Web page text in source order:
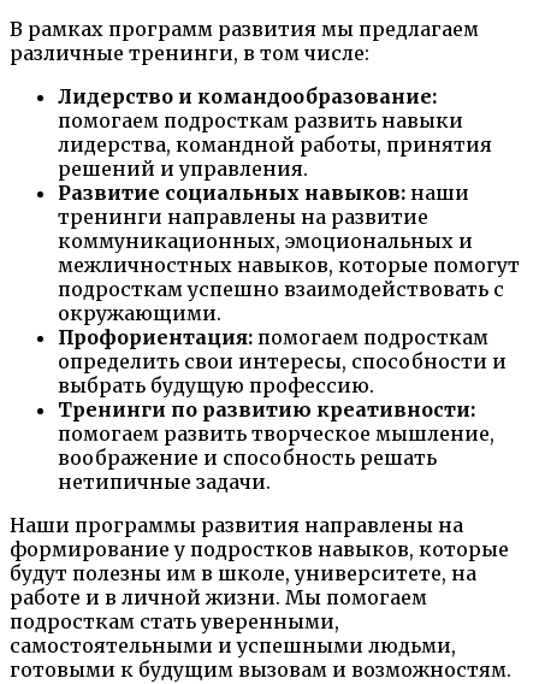
В рамках программ развития мы предлагаем
различные тренинги, в том числе:
Лидерство и командообразование:
помогаем подросткам развить навыки
лидерства, командной работы, принятия
решений и управления.
Развитие социальных навыков: наши
тренинги направлены на развитие
коммуникационных, эмоциональных и
межличностных навыков, которые помогут
подросткам успешно взаимодействовать с
окружающими.
Профориентация: помогаем подросткам
определить свои интересы, способности и
выбрать будущую профессию.
Тренинги по развитию креативности:
помогаем развить творческое мышление,
воображение и способность решать
нетипичные задачи.
Наши программы развития направлены на
формирование у подростков навыков, которые
будут полезны им в школе, университете, на
работе и в личной жизни. Мы помогаем
подросткам стать уверенными,
самостоятельными и успешными людьми,
готовыми к будущим вызовам и возможностям.